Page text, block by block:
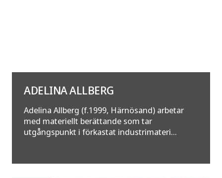
ADELINA ALLBERG
Adelina Allberg (f.1999, Härnösand) arbetar
med materiellt berättande som tar
utgångspunkt i förkastat industrimateri...